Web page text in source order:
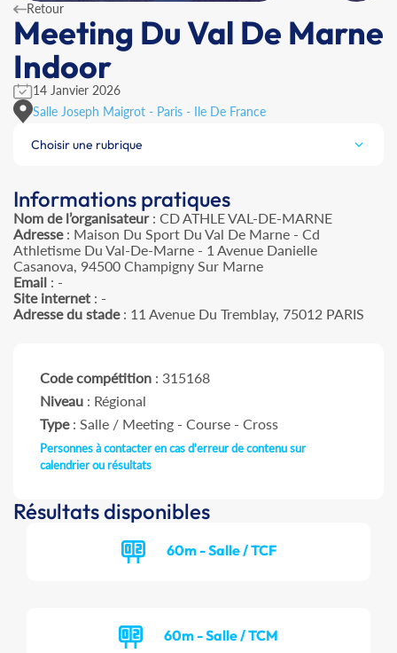
Retour
Meeting Du Val De Marne
Indoor
14 Janvier 2026
Salle Joseph Maigrot - Paris - Ile De France
Choisir une rubrique
Informations pratiques
Nom de l’organisateur: CD ATHLE VAL-DE-MARNE
Adresse: Maison Du Sport Du Val De Marne - Cd
Athletisme Du Val-De-Marne - 1 Avenue Danielle
Casanova, 94500 Champigny Sur Marne
Email : -
Site internet : -
Adresse du stade: 11 Avenue Du Tremblay, 75012 PARIS
Code compétition : 315168
Niveau : Régional
Type: Salle / Meeting - Course - Cross
Personnes à contacter en cas d'erreur de contenu sur
calendrier ou résultats
Résultats disponibles
60m - Salle / TCF
60m - Salle / TCM